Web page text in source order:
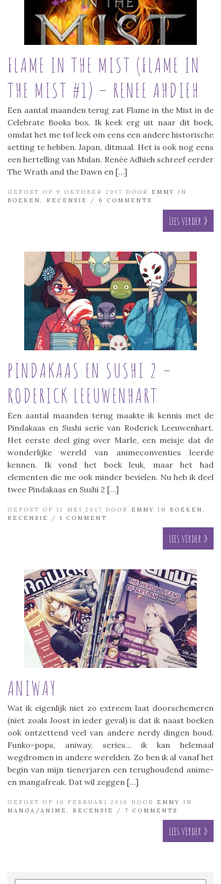
FLAME IN THE MIST (FLAME IN
THE MIST #1) – RENEE AHDIEH
Een aantal maanden terug zat Flame in the Mist in de
Celebrate Books box. Ik keek erg uit naar dit boek,
omdat het me tof leek om eens een andere historische
setting te hebben. Japan, ditmaal. Het is ook nog eens
een hertelling van Mulan. Renée Adhieh schreef eerder
The Wrath and the Dawn en […]
GEPOST OP 9 OKTOBER 2017 DOOR EMMY
IN
BOEKEN
RECENSIE / 6 COMMENTS
Lees verder »
PINDAKAAS EN SUSHI 2 –
RODERICK LEEUWENHART
Een aantal maanden terug maakte ik kennis met de
Pindakaas en Sushi serie van Roderick Leeuwenhart.
Het eerste deel ging over Marle, een meisje dat de
wonderlijke wereld van animeconventies leerde
kennen. Ik vond het boek leuk, maar het had
elementen die me ook minder bevielen. Nu heb ik deel
twee Pindakaas en Sushi 2 […]
GEPOST OP 12 MEI 2017 DOOR EMMY IN BOEKEN
RECENSIE
/ 1 COMMENT
Lees verder »
ANIWAY
Wat ik eigenlijk niet zo extreem laat doorschemeren
(niet zoals Joost in ieder geval) is dat ik naast boeken
ook ontzettend veel van andere nerdy dingen houd.
Funko-pops, aniway, series… ik kan helemaal
wegdromen in andere werelden. Zo ben ik al vanaf het
begin van mijn tienerjaren een terughoudend anime-
en mangafreak. Dat wil zeggen […]
GEPOST OP 10 FEBRUARI 2016 DOOR EMMY
IN
MANGA/ANIME
RECENSIE / 7 COMMENTS
Lees verder »